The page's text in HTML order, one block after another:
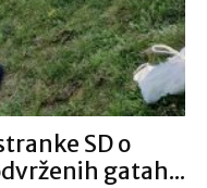
SD o
gatah...